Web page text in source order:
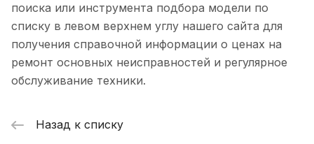
поиска или инструмента подбора модели по
списку в левом верхнем углу нашего сайта для
получения справочной информации о ценах на
ремонт основных неисправностей и регулярное
обслуживание техники.
Назад к списку